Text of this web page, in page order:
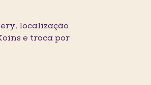
localização
e troca por